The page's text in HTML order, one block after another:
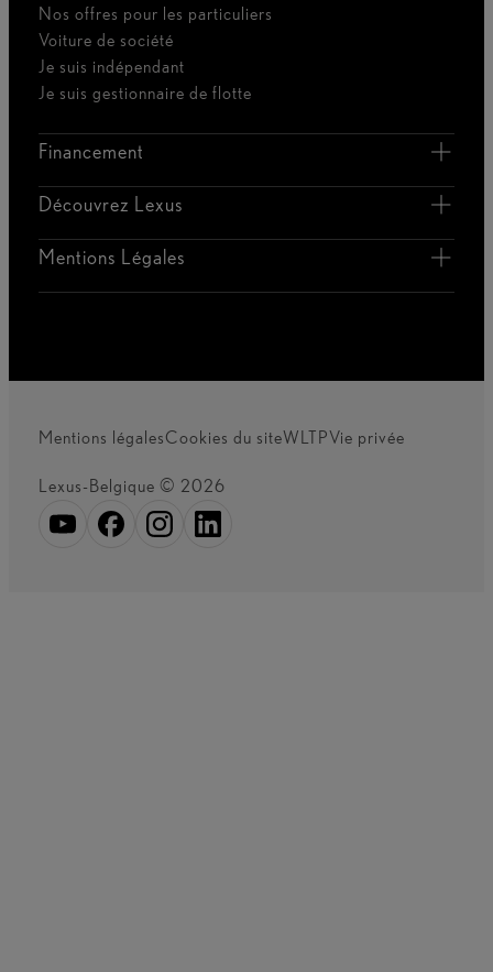
Nos offres pour les particuliers
Voiture de société
Je suis indépendant
Je suis gestionnaire de flotte
Financement
Découvrez Lexus
Mentions Légales
Mentions légalesCookies du siteWLTPVie privée
Lexus-Belgique © 2026